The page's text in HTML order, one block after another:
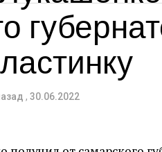
, 30.06.2022